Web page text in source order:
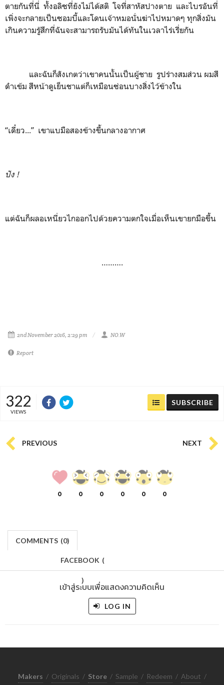
ตายกันที่นี่ ทั้งอลิซที่ยังไม่ได้สติ โจที่สาหัสปางตาย และไบรอันที่
เพิ่งจะกลายเป็นซอมบี้และโดนเจ้าหมอนั่นฆ่าไปหมาดๆ ทุกสิ่งมัน
เกินความรู้สึกที่ฉันจะสามารถรับมันได้ทันในเวลาไร่เรี่ยกัน
และฉันก็สังเกตว่าเขาคนนั้นเป็นผู้ชาย รูปร่างสมส่วน ผมสี
ดำเข้ม สีหน้าดูเย็นชาแต่ก็เหมือนซ่อนบางสิ่งไว้ข้างใน
“เดี๋ยว...” เขาแบมือสองข้างขึ้นกลางอากาศ
ปัง !
แต่ฉันก็ผลอเหนี่ยวไกออกไปด้วยความตกใจเมื่อเห็นเขายกมือขึ้น
……….
2nd November 2016, 2:29 pm NO.W
Report
322
VIEWS
SUBSCRIBE
PREVIOUS NEXT
0 0 0 0 0 0
COMMENTS (0)
FACEBOOK (
)
เข้าสู่ระบบเพื่อแสดงความคิดเห็น
LOG IN
Makers / Originals / Store / Sample / Redeem / About /